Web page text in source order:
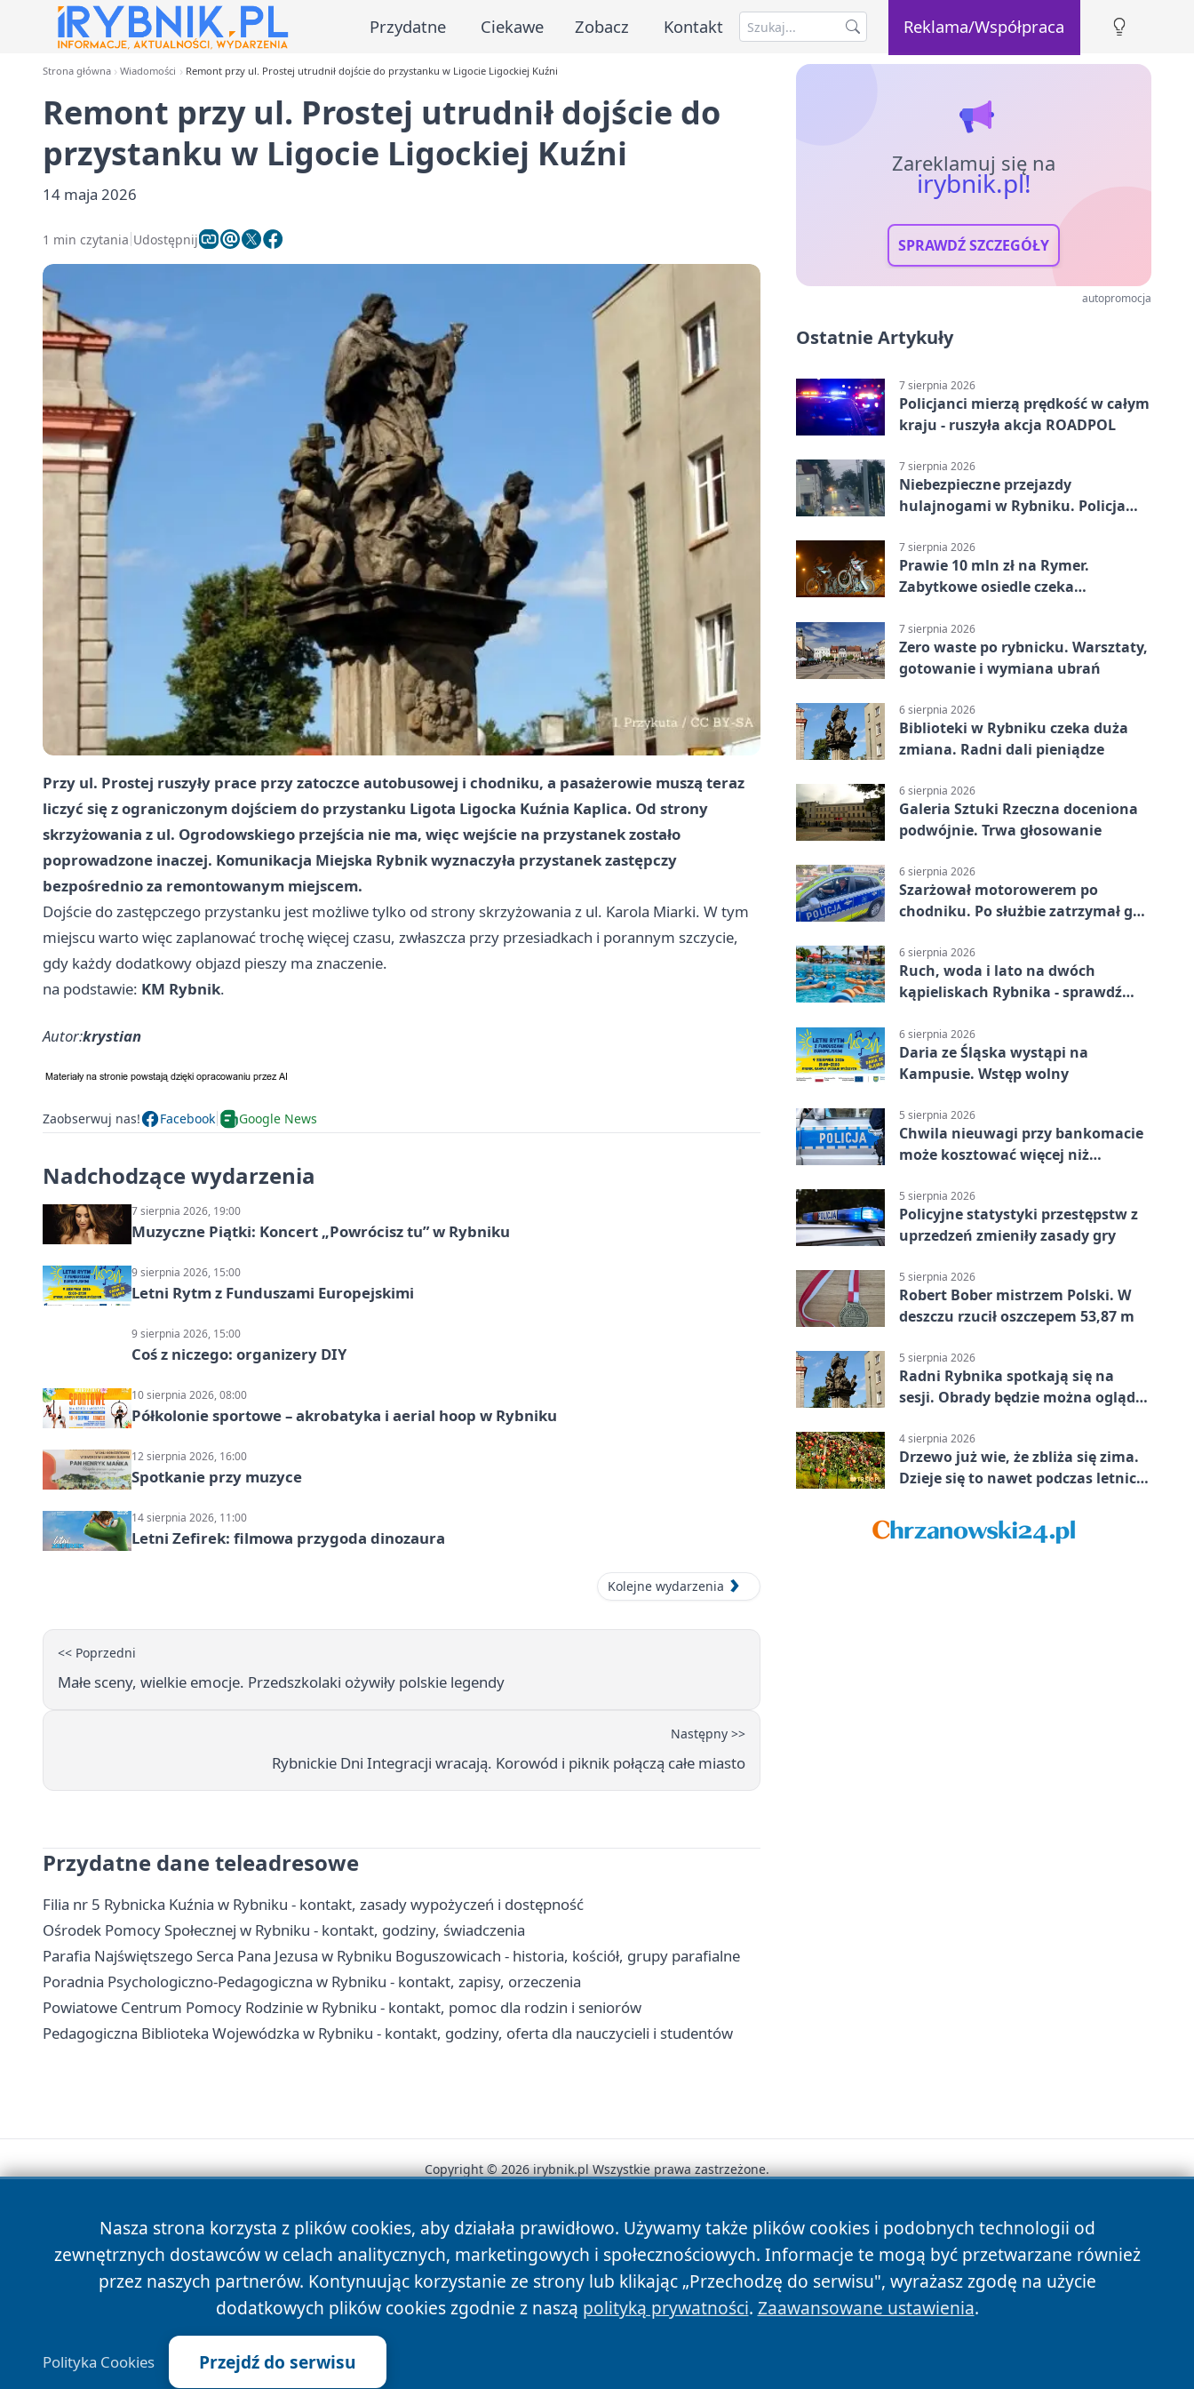
Przydatne Ciekawe Zobacz Kontakt Reklama/Współpraca
Strona główna Wiadomości Remont przy ul. Prostej utrudnił dojście do przystanku w Ligocie Ligockiej Kuźni
Remont przy ul. Prostej utrudnił dojście do
przystanku w Ligocie Ligockiej Kuźni
14 maja 2026
1 min czytania Udostępnij
Przy ul. Prostej ruszyły prace przy zatoczce autobusowej i chodniku, a pasażerowie muszą teraz
liczyć się z ograniczonym dojściem do przystanku Ligota Ligocka Kuźnia Kaplica. Od strony
skrzyżowania z ul. Ogrodowskiego przejścia nie ma, więc wejście na przystanek zostało
poprowadzone inaczej. Komunikacja Miejska Rybnik wyznaczyła przystanek zastępczy
bezpośrednio za remontowanym miejscem.
Dojście do zastępczego przystanku jest możliwe tylko od strony skrzyżowania z ul. Karola Miarki. W tym
miejscu warto więc zaplanować trochę więcej czasu, zwłaszcza przy przesiadkach i porannym szczycie,
gdy każdy dodatkowy objazd pieszy ma znaczenie.
na podstawie: KM Rybnik.
Autor:krystian
Zaobserwuj nas! Facebook Google News
Nadchodzące wydarzenia
7 sierpnia 2026, 19:00
Muzyczne Piątki: Koncert „Powrócisz tu” w Rybniku
9 sierpnia 2026, 15:00
Letni Rytm z Funduszami Europejskimi
9 sierpnia 2026, 15:00
Coś z niczego: organizery DIY
10 sierpnia 2026, 08:00
Półkolonie sportowe – akrobatyka i aerial hoop w Rybniku
12 sierpnia 2026, 16:00
Spotkanie przy muzyce
14 sierpnia 2026, 11:00
Letni Zefirek: filmowa przygoda dinozaura
Kolejne wydarzenia
<< Poprzedni
Małe sceny, wielkie emocje. Przedszkolaki ożywiły polskie legendy
Następny >>
Rybnickie Dni Integracji wracają. Korowód i piknik połączą całe miasto
Przydatne dane teleadresowe
Filia nr 5 Rybnicka Kuźnia w Rybniku - kontakt, zasady wypożyczeń i dostępność
Ośrodek Pomocy Społecznej w Rybniku - kontakt, godziny, świadczenia
Parafia Najświętszego Serca Pana Jezusa w Rybniku Boguszowicach - historia, kościół, grupy parafialne
Poradnia Psychologiczno-Pedagogiczna w Rybniku - kontakt, zapisy, orzeczenia
Powiatowe Centrum Pomocy Rodzinie w Rybniku - kontakt, pomoc dla rodzin i seniorów
Pedagogiczna Biblioteka Wojewódzka w Rybniku - kontakt, godziny, oferta dla nauczycieli i studentów
Zareklamuj się na
irybnik.pl!
SPRAWDŹ SZCZEGÓŁY
autopromocja
Ostatnie Artykuły
7 sierpnia 2026
Policjanci mierzą prędkość w całym
kraju - ruszyła akcja ROADPOL
7 sierpnia 2026
Niebezpieczne przejazdy
hulajnogami w Rybniku. Policja
7 sierpnia 2026
Prawie 10 mln zł na Rymer.
Zabytkowe osiedle czeka
7 sierpnia 2026
Zero waste po rybnicku. Warsztaty,
gotowanie i wymiana ubrań
6 sierpnia 2026
Biblioteki w Rybniku czeka duża
zmiana. Radni dali pieniądze
6 sierpnia 2026
Galeria Sztuki Rzeczna doceniona
podwójnie. Trwa głosowanie
6 sierpnia 2026
Szarżował motorowerem po
chodniku. Po służbie zatrzymał go
6 sierpnia 2026
Ruch, woda i lato na dwóch
kąpieliskach Rybnika - sprawdź
6 sierpnia 2026
Daria ze Śląska wystąpi na
Kampusie. Wstęp wolny
5 sierpnia 2026
Chwila nieuwagi przy bankomacie
może kosztować więcej niż
5 sierpnia 2026
Policyjne statystyki przestępstw z
uprzedzeń zmieniły zasady gry
5 sierpnia 2026
Robert Bober mistrzem Polski. W
deszczu rzucił oszczepem 53,87 m
5 sierpnia 2026
Radni Rybnika spotkają się na
sesji. Obrady będzie można oglądać
4 sierpnia 2026
Drzewo już wie, że zbliża się zima.
Dzieje się to nawet podczas letnich
Nasza strona korzysta z plików cookies, aby działała prawidłowo. Używamy także plików cookies i podobnych technologii od
zewnętrznych dostawców w celach analitycznych, marketingowych i społecznościowych. Informacje te mogą być przetwarzane również
przez naszych partnerów. Kontynuując korzystanie ze strony lub klikając „Przechodzę do serwisu", wyrażasz zgodę na użycie
dodatkowych plików cookies zgodnie z naszą polityką prywatności. Zaawansowane ustawienia.
Polityka Cookies Przejdź do serwisu
Copyright © 2026 irybnik.pl Wszystkie prawa zastrzeżone.
News Autorzy Polityka Prywatności Polityka Cookies